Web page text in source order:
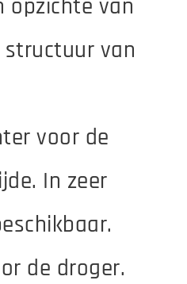
opzichte van
van
voor de
In zeer
de droger.